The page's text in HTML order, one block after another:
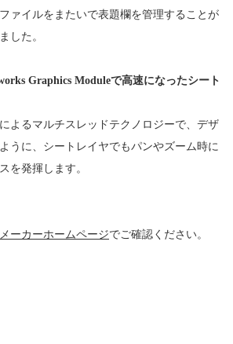
ァイルをまたいで表題欄を管理することが
した。
Graphics Moduleで高速になったシート
よるマルチスレッドテクノロジーで、デザ
うに、シートレイヤでもパンやズーム時に
を発揮します。
メーカーホームページでご確認ください。